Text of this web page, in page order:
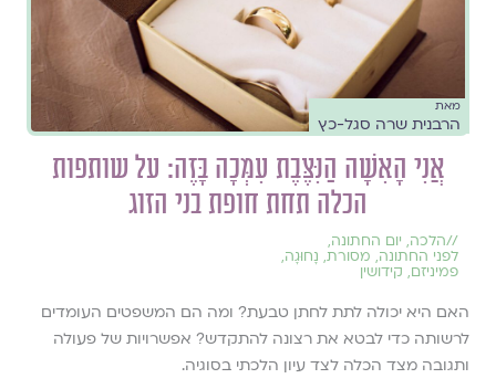
מאת
הרבנית שרה סגל-כץ
אֲנִי הָאִשָּׁה הַנִּצֶּבֶת עִמְּכָה בָּזֶה: על שותפות
הכלה תחת חופת בני הזוג
//הלכה, יום החתונה,
לפני החתונה, מסורת, נָחוּגָה,
פמיניזם, קידושין
האם היא יכולה לתת לחתן טבעת? ומה הם המשפטים העומדים
לרשותה כדי לבטא את רצונה להתקדש? אפשרויות של פעולה
ותגובה מצד הכלה לצד עיון הלכתי בסוגיה.